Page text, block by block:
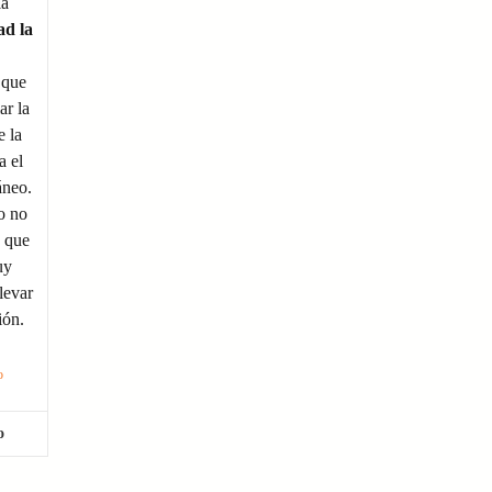
la
la
la
el
no
que